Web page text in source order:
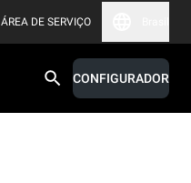
ÁREA DE SERVIÇO
CONFIGURADOR